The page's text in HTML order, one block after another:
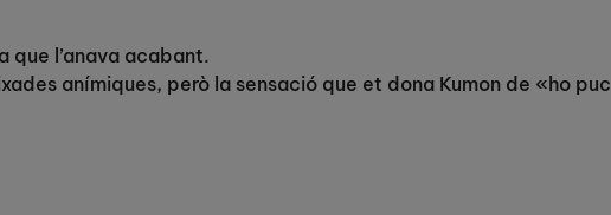
que l’anava acabant.
anímiques, però la sensació que et dona Kumon de «ho puc